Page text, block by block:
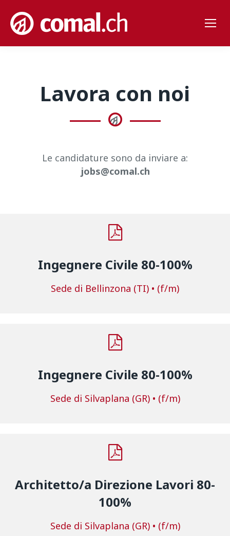
Lavora con noi
Le candidature sono da inviare a:
jobs@comal.ch
Ingegnere Civile 80-100%
Sede di Bellinzona (TI) • (f/m)
Ingegnere Civile 80-100%
Sede di Silvaplana (GR) • (f/m)
Architetto/a Direzione Lavori 80-
100%
Sede di Silvaplana (GR) • (f/m)